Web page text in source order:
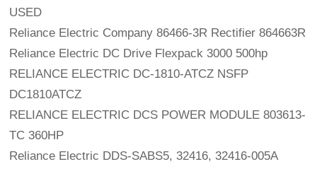
USED
Reliance Electric Company 86466-3R Rectifier 864663R
Reliance Electric DC Drive Flexpack 3000 500hp
RELIANCE ELECTRIC DC-1810-ATCZ NSFP
DC1810ATCZ
RELIANCE ELECTRIC DCS POWER MODULE 803613-
TC 360HP
Reliance Electric DDS-SABS5, 32416, 32416-005A